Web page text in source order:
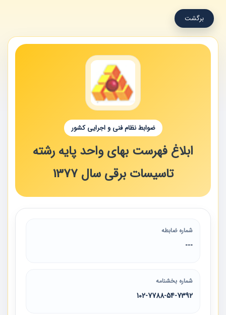
برگشت
ضوابط نظام فنی و اجرایی کشور
ابلاغ فهرست بهای واحد پایه رشته
تاسیسات برقی سال 1377
شماره ضابطه
---
شماره بخشنامه
102-7788-54-7392